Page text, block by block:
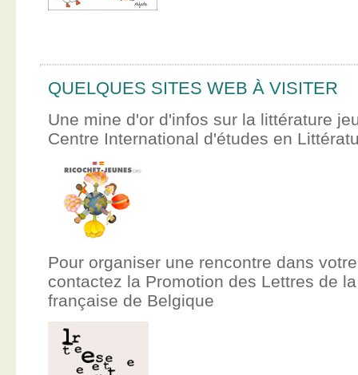
QUELQUES SITES WEB À VISITER
Une mine d'or d'infos sur la littérature
Centre International d'études en
Pour organiser une rencontre dans
contactez la Promotion des Lettres de
française de Belgique